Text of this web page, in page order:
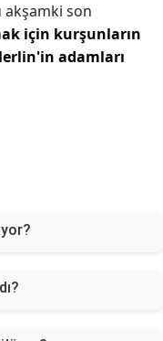
son
için kurşunların
adamları